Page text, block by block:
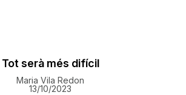
Tot serà més difícil
Maria Vila Redon
13/10/2023